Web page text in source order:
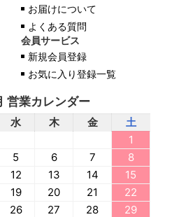
お届けについて
よくある質問
会員サービス
新規会員登録
お気に入り登録一覧
営業カレンダー
水 木 金
土
1
5 6 7
8
12 13 14
15
19 20 21
22
26 27 28
29